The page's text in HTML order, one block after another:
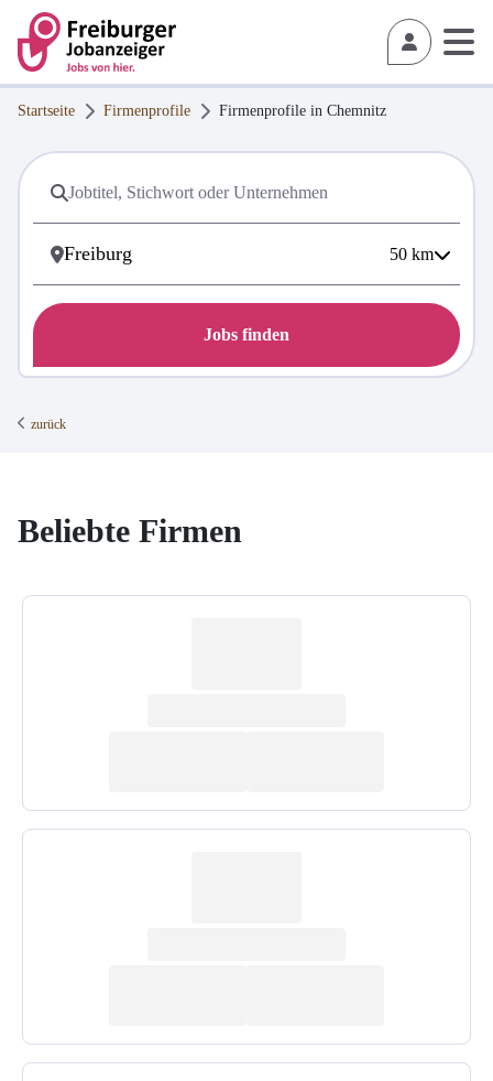
Startseite Firmenprofile Firmenprofile in Chemnitz
50 km
Jobs finden
zurück
Beliebte Firmen